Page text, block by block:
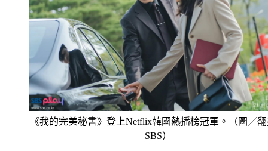
《我的完美秘書》登上Netflix韓國熱播榜冠軍。（圖／
SBS）